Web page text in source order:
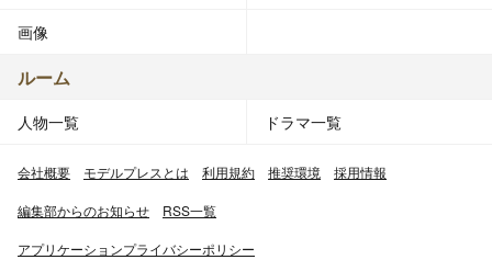
画像
ルーム
人物一覧 ドラマ一覧
会社概要 モデルプレスとは 利用規約 推奨環境 採用情報
編集部からのお知らせ RSS一覧
アプリケーションプライバシーポリシー